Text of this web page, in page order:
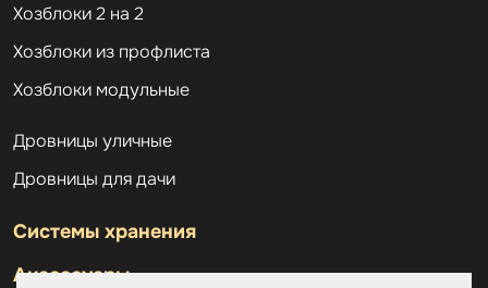
Хозблоки 2 на 2
Хозблоки из профлиста
Хозблоки модульные
Дровницы уличные
Дровницы для дачи
Системы хранения
Аксессуары